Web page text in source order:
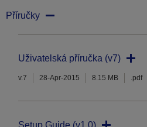
Příručky
Uživatelská příručka (v7)
v.7 28-Apr-2015 8.15 MB .pdf